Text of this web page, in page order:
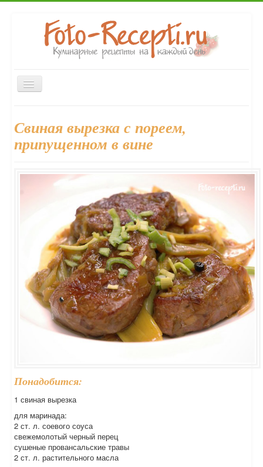
Включить/
выключить
Десерты Выпечка Напитки
Консервирование
Форум
Свиная вырезка с пореем,
припущенном в вине
Понадобится:
1 свиная вырезка
для маринада:
2 ст. л. соевого соуса
свежемолотый черный перец
сушеные провансальские травы
2 ст. л. растительного масла